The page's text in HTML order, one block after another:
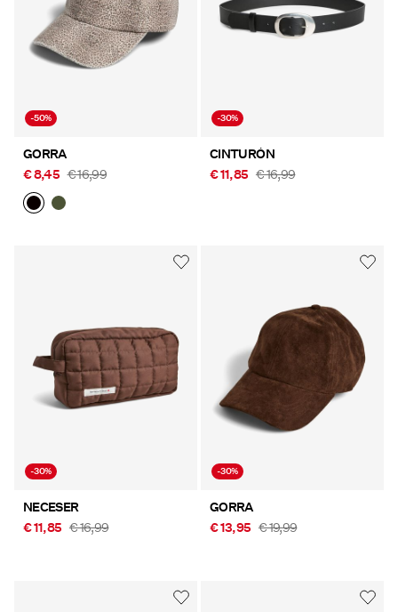
-50%
GORRA
€ 8,45 € 16,99
-30%
CINTURÓN
€ 11,85 € 16,99
-30%
NECESER
€ 11,85 € 16,99
-30%
GORRA
€ 13,95 € 19,99